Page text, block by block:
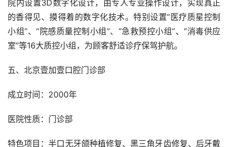
院内设置3D数字化设计，由专人专业操作设计，实现真正
的香得见、摸得着的数字化技术。特别设置“医疗质星控制
小组”、“院感质量控制小组”、“急救预控小组”、“消毒供应
室”等16大质控小组，为顾客舒适诊疗保驾护航。
五、北京壹加壹口腔门诊部
成立时间：2000年
医院性质：门诊部
特色项目：半口无牙颌种植修复、黑三角牙齿修复、后牙戴